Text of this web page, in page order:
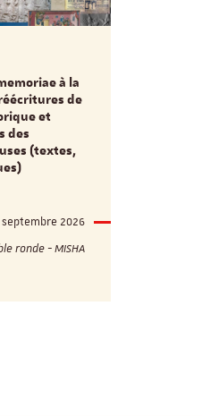
à la
de
et
des
(textes,
2026
ronde - MISHA